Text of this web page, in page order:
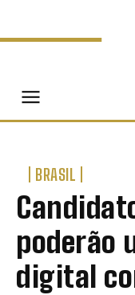
BRASIL
poderão
digital